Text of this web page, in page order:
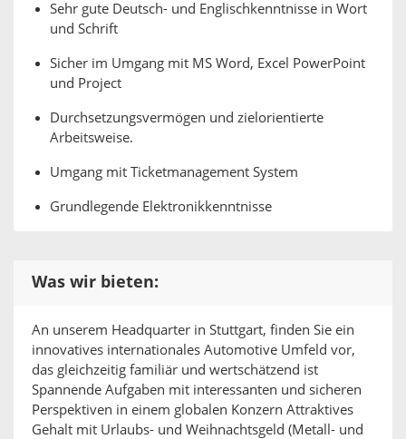
Sehr gute Deutsch- und Englischkenntnisse in Wort
und Schrift
Sicher im Umgang mit MS Word, Excel PowerPoint
und Project
Durchsetzungsvermögen und zielorientierte
Arbeitsweise.
Umgang mit Ticketmanagement System
Grundlegende Elektronikkenntnisse
Was wir bieten:
An unserem Headquarter in Stuttgart, finden Sie ein
innovatives internationales Automotive Umfeld vor,
das gleichzeitig familiär und wertschätzend ist
Spannende Aufgaben mit interessanten und sicheren
Perspektiven in einem globalen Konzern Attraktives
Gehalt mit Urlaubs- und Weihnachtsgeld (Metall- und